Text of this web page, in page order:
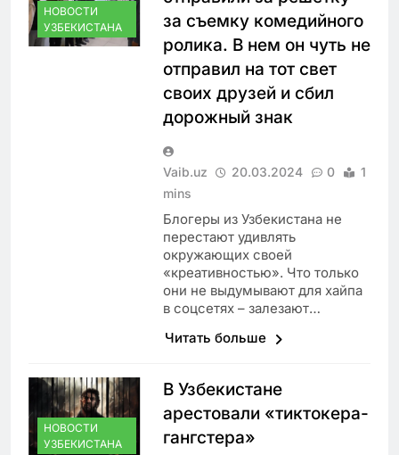
НОВОСТИ
УЗБЕКИСТАНА
за съемку комедийного
ролика. В нем он чуть не
отправил на тот свет
своих друзей и сбил
дорожный знак
Vaib.uz 20.03.2024 0
1
mins
Блогеры из Узбекистана не
перестают удивлять
окружающих своей
«креативностью». Что только
они не выдумывают для хайпа
в соцсетях – залезают…
Читать больше
НОВОСТИ
УЗБЕКИСТАНА
В Узбекистане
арестовали «тиктокера-
гангстера»